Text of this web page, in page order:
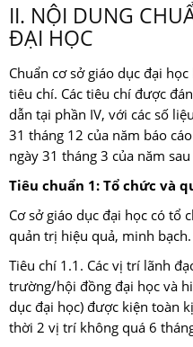
II. NỘI DUNG
ĐẠI HỌC
Chuẩn cơ sở giáo dục đại
tiêu chí. Các tiêu chí được
dẫn tại phần IV, với các số
31 tháng 12 của năm báo
ngày 31 tháng 3 của năm
Tiêu chuẩn 1: Tổ chức và
Cơ sở giáo dục đại học có tổ
quản trị hiệu quả, minh bạch.
Tiêu chí 1.1. Các vị trí lãnh
trường/hội đồng đại học và
dục đại học) được kiện toàn
thời 2 vị trí không quá 6